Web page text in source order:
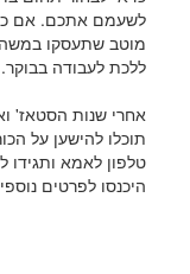
לשעמם אתכם. אם
מוטב שתעסקו
ללכת לעבודה בבוקר.
אחרי שנות הסטאז'
תוכלו להישען על
טלפון לאמא
היכנסו לפרטים